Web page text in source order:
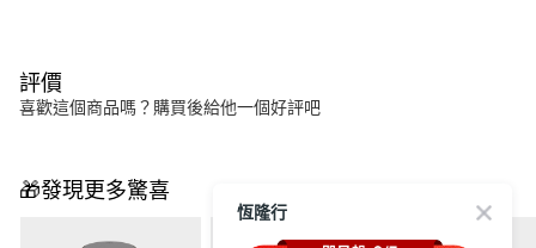
評價
喜歡這個商品嗎？購買後給他一個好評吧
🎁發現更多驚喜
恆隆行